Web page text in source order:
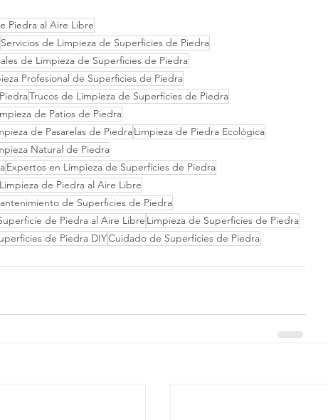
Piedra al Aire Libre
Servicios de Limpieza de Superficies de Piedra
de Limpieza de Superficies de Piedra
Profesional de Superficies de Piedra
Trucos de Limpieza de Superficies de Piedra
de Patios de Piedra
de Pasarelas de PiedraLimpieza de Piedra Ecológica
Natural de Piedra
Expertos en Limpieza de Superficies de Piedra
Limpieza de Piedra al Aire Libre
de Superficies de Piedra
de Piedra al Aire Libre Limpieza de Superficies de Piedra
de Piedra DIYCuidado de Superficies de Piedra